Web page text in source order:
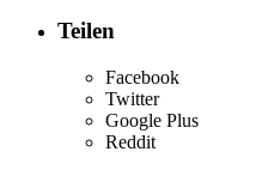
Teilen
Facebook
Twitter
Google Plus
Reddit